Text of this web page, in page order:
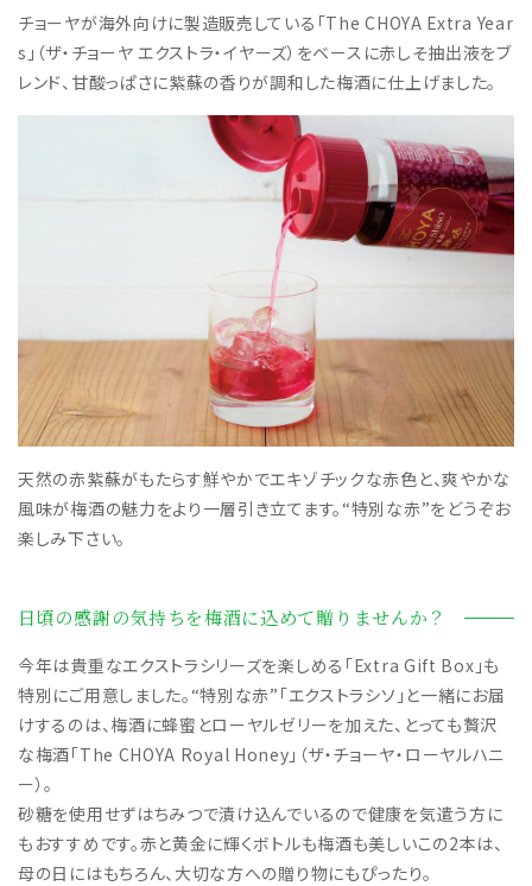
チョーヤが海外向けに製造販売している「The CHOYA Extra Year
s」（ザ・チョーヤ エクストラ・イヤーズ）をベースに赤しそ抽出液をブ
レンド、甘酸っぱさに紫蘇の香りが調和した梅酒に仕上げました。
天然の赤紫蘇がもたらす鮮やかでエキゾチックな赤色と、爽やかな
風味が梅酒の魅力をより一層引き立てます。“特別な赤”をどうぞお
楽しみ下さい。
日頃の感謝の気持ちを梅酒に込めて贈りませんか？
今年は貴重なエクストラシリーズを楽しめる「Extra Gift Box」も
特別にご用意しました。“特別な赤”「エクストラシソ」と一緒にお届
けするのは、梅酒に蜂蜜とローヤルゼリーを加えた、とっても贅沢
な梅酒「The CHOYA Royal Honey」（ザ・チョーヤ・ローヤルハニ
ー）。
砂糖を使用せずはちみつで漬け込んでいるので健康を気遣う方に
もおすすめです。赤と黄金に輝くボトルも梅酒も美しいこの2本は、
母の日にはもちろん、大切な方への贈り物にもぴったり。